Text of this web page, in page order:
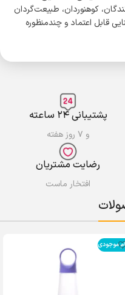
کوهنوردان، طبیعت‌گردان
قابل اعتماد و چندمنظوره
پشتیبانی ۲۴ ساعته
و ۷ روز هفته
رضایت مشتریان
افتخار ماست
موجودی